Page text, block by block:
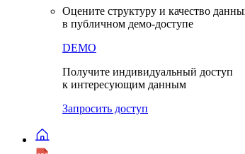
Документация
Кастомные проекты для бизнеса
Оцените структуру и качество данных
в публичном демо-доступе
DEMO
Получите индивидуальный доступ